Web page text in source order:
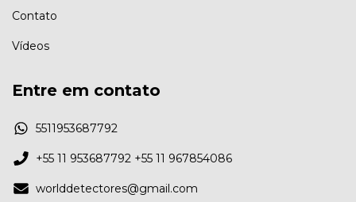
Contato
Vídeos
Entre em contato
5511953687792
+55 11 953687792 +55 11 967854086
worlddetectores@gmail.com